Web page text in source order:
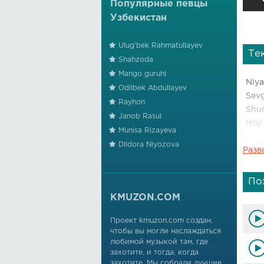
Hoji
Ular
Hoji
Biri
Популярные певцы
Узбекистан
Ulug'bek Rahmatullayev
Shahzoda
Mango guruhi
Odilbek Abdullayev
Rayhon
Janob Rasul
Munisa Rizayeva
Dildora Niyozova
KMUZON.COM
Проект kmuzon.com создан,
чтобы вы могли наслаждаться
любимой музыкой там, где
захотите, и тогда, когда